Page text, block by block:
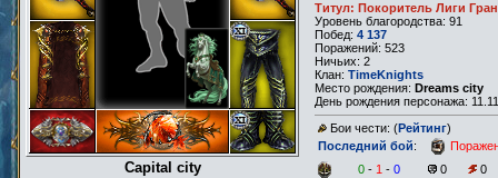
Capital city
Титул: Покоритель Лиги
Уровень благородства: 91
Побед: 4 137
Поражений: 523
Ничьих: 2
Клан: TimeKnights
Место рождения: Dreams city
День рождения персонажа:
Бои чести: (Рейтинг)
Последний бой:
0 - 1 - 0 0
0